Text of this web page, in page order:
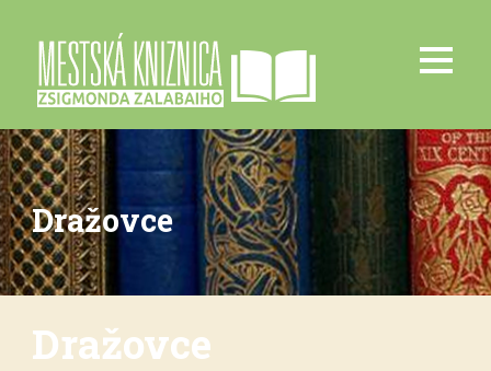
Dražovce
Dražovce